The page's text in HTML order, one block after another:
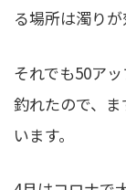
る場所は濁り
それでも50ア
釣れたので、
います。